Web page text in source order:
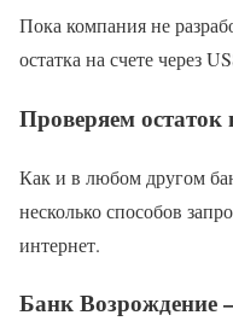
Пока компания не
остатка на счете через
Проверяем остаток
Как и в любом другом
несколько способов
интернет.
Банк